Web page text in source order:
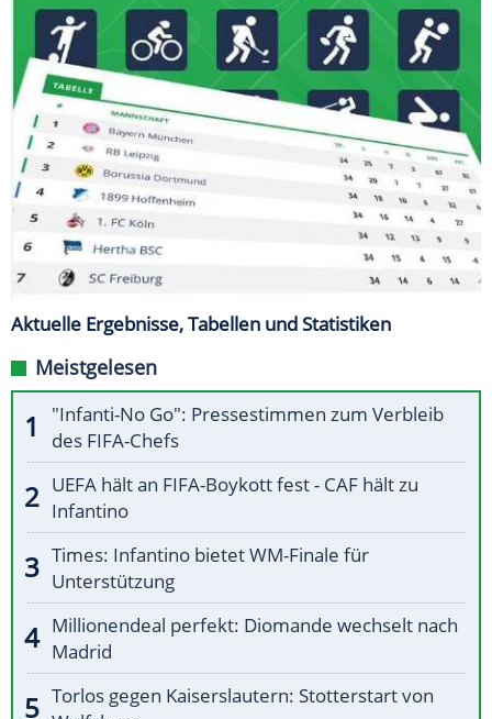
Aktuelle Ergebnisse, Tabellen und Statistiken
Meistgelesen
"Infanti-No Go": Pressestimmen zum Verbleib
des FIFA-Chefs
UEFA hält an FIFA-Boykott fest - CAF hält zu
Infantino
Times: Infantino bietet WM-Finale für
Unterstützung
Millionendeal perfekt: Diomande wechselt nach
Madrid
Torlos gegen Kaiserslautern: Stotterstart von